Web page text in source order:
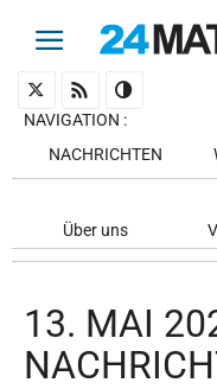
NAVIGATION :
NACHRICHTEN
Über uns
13. MAI